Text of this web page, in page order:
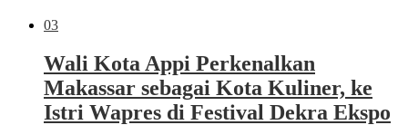
03
Wali Kota Appi Perkenalkan
Makassar sebagai Kota Kuliner, ke
Istri Wapres di Festival Dekra Ekspo